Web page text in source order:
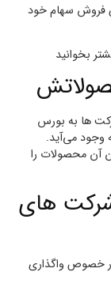
فروش سهام خود
بخوانید
ها به بورس
وجود می‌آید.
آن محصولات را
شرکت های
خصوص واگذاری